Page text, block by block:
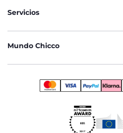
Servicios
Mundo Chicco